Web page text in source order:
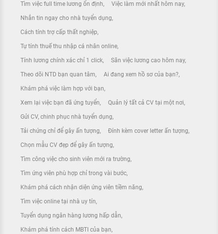
Tìm việc full time lương ổn định Việc làm mới nhất hôm nay
Nhắn tin ngay cho nhà tuyển dụng
Cách tính trợ cấp thất nghiệp
Tự tính thuế thu nhập cá nhân online
Tính lương chính xác chỉ 1 click Săn việc lương cao hôm nay
Theo dõi NTD bạn quan tâm Ai đang xem hồ sơ của bạn?
Khám phá việc làm hợp với bạn
Xem lại việc bạn đã ứng tuyển Quản lý tất cả CV tại một nơi
Gửi CV, chinh phục nhà tuyển dụng
Tải chứng chỉ để gây ấn tượng Đính kèm cover letter ấn tượng
Chọn mẫu CV đẹp để gây ấn tượng
Tìm công việc cho sinh viên mới ra trường
Tìm ứng viên phù hợp chỉ trong vài bước
Khám phá cách nhận diện ứng viên tiềm năng
Tìm việc online tại nhà uy tín
Tuyển dụng ngân hàng lương hấp dẫn
Khám phá tính cách MBTI của bạn